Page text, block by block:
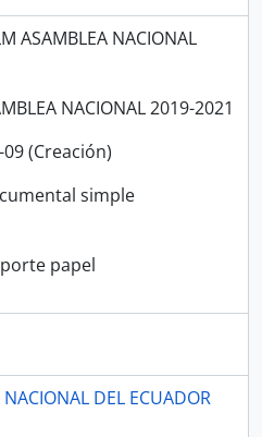
ASAMBLEA NACIONAL
NACIONAL 2019-2021
(Creación)
simple
papel
DEL ECUADOR